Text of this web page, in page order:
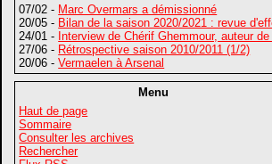
07/02 - Marc Overmars a démissionné
20/05 - Bilan de la saison 2020/2021 : revue
24/01 - Interview de Chérif Ghemmour, auteur
27/06 - Rétrospective saison 2010/2011 (1/2)
20/06 -Vermaelen à Arsenal
Menu
Haut de page
Sommaire
Consulter les archives
Rechercher